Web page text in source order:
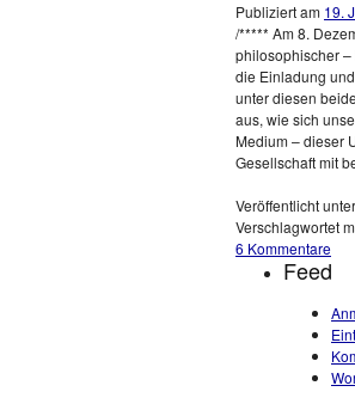
Publiziert am 19.
/***** Am 8.
philosophischer
die Einladung
unter diesen
aus, wie sich
Medium – dieser
Gesellschaft mit
Veröffentlicht unter
Verschlagwortet
6 Kommentare
Feed